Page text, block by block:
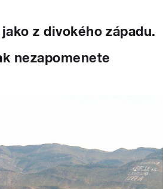
z divokého západu.
nezapomenete